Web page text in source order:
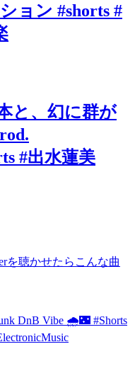
ョン #shorts #
と、幻に群が
#出水蓮美
を聴かせたらこんな曲
DnB Vibe 🌧️🌃 #Shorts